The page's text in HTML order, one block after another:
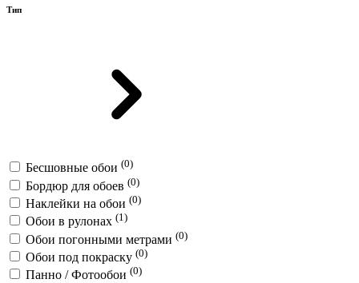
Тип
Бесшовные обои (0)
Бордюр для обоев (0)
Наклейки на обои (0)
Обои в рулонах (1)
Обои погонными метрами (0)
Обои под покраску (0)
Панно / Фотообои (0)